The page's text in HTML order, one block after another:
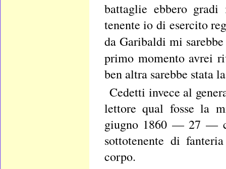
battaglie ebbero
tenente io di esercito
da Garibaldi mi
primo momento avrei
ben altra sarebbe stata
Cedetti invece al
lettore qual fosse la
giugno 1860 — 27 —
sottotenente di
corpo.